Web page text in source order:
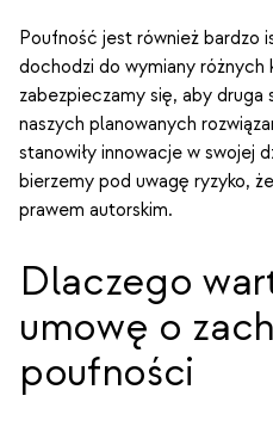
Poufność jest również bardzo
dochodzi do wymiany
zabezpieczamy się, aby druga
naszych planowanych
stanowiły innowacje w swojej
bierzemy pod uwagę ryzyko,
prawem autorskim.
Dlaczego
umowę o
poufności